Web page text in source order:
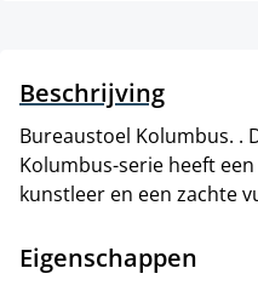
Beschrijving
Bureaustoel Kolumbus. .
Kolumbus-serie heeft
kunstleer en een zachte
Eigenschappen